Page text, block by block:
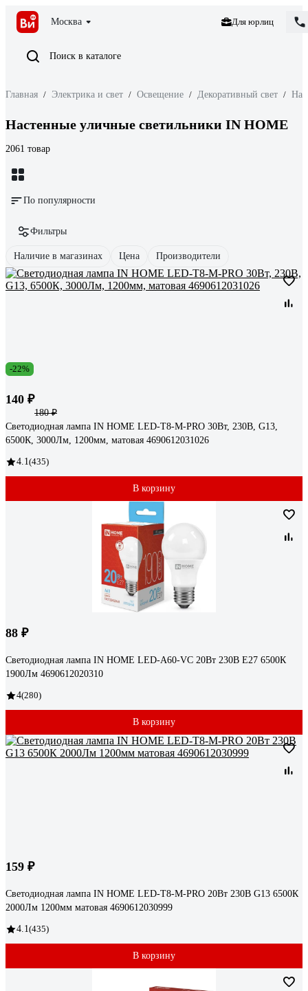
Москва Для юрлиц
Поиск в каталоге
Главная / Электрика и свет / Освещение / Декоративный свет /
Настенные уличные светильники IN HOME
2061 товар
По популярности
Фильтры
Наличие в магазинах Цена Производители
-22%
140 ₽
180 ₽
Светодиодная лампа IN HOME LED-T8-М-PRO 30Вт, 230В, G13,
6500К, 3000Лм, 1200мм, матовая 4690612031026
4.1(435)
В корзину
88 ₽
Светодиодная лампа IN HOME LED-A60-VC 20Вт 230В Е27 6500К
1900Лм 4690612020310
4(280)
В корзину
159 ₽
Светодиодная лампа IN HOME LED-T8-М-PRO 20Вт 230В G13 6500К
2000Лм 1200мм матовая 4690612030999
4.1(435)
В корзину